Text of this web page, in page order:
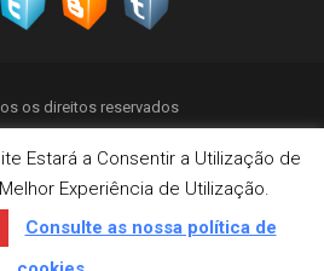
os direitos reservados
de Privacidade
& Condições
de Cookies
on-line
Estará a Consentir a Utilização de
Melhor Experiência de Utilização.
Consulte as nossa política de